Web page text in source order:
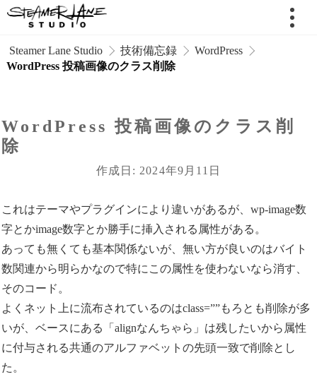
Steamer Lane Studio 技術備忘録
WordPress
WordPress 投稿画像のクラス削除
WordPress 投稿画像のクラス削
除
作成日: 2024年9月11日
これはテーマやプラグインにより違いがあるが、wp-image数
字とかimage数字とか勝手に挿入される属性がある。
あっても無くても基本関係ないが、無い方が良いのはバイト
数関連から明らかなので特にこの属性を使わないなら消す、
そのコード。
よくネット上に流布されているのはclass=””もろとも削除が多
いが、ベースにある「alignなんちゃら」は残したいから属性
に付与される共通のアルファベットの先頭一致で削除とし
た。